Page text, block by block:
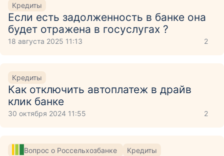
Кредиты
Если есть задолженность в банке она
будет отражена в госуслугах ?
18 августа 2025 11:13 2
Кредиты
Как отключить автоплатеж в драйв
клик банке
30 октября 2024 11:55 2
Вопрос о Россельхозбанке Кредиты